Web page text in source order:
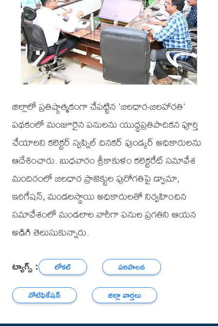
జిల్లాలో ప్రతిష్ఠాత్మకంగా చేపట్టిన 'జలధార-జలహారతి'
పథకంలో మంజూరైన పనులను యుద్ధప్రతిపాదికన పూర్తి
చేయాలని కలెక్టర్ స్వప్నిల్ దినకర్ పుండ్కర్ అధికారులను
ఆదేశించారు. బుధవారం శ్రీకాకుళం కలెక్టరేట్ సమావేశ
మందిరంలో జలధార ప్రాజెక్టుల పురోగతిపై డ్వామా,
ఇరిగేషన్, మండలస్థాయి అధికారులతో నిర్వహించిన
సమావేశంలో మండలాల వారీగా పనుల ప్రగతిని ఆయన
అడిగి తెలుసుకున్నారు.
ట్యాగ్స్ : లోకల్
పరిపాలన
నోటిఫికేషన్
జిల్లా వార్తలు